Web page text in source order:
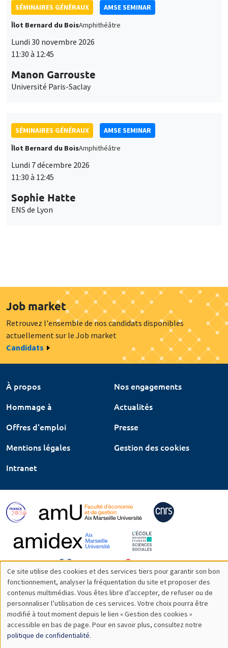
SÉMINAIRES GÉNÉRAUX
AMSE SEMINAR
Îlot Bernard du BoisAmphithéâtre
Lundi 30 novembre 2026
11:30 à 12:45
Manon Garrouste
Université Paris-Saclay
SÉMINAIRES GÉNÉRAUX
AMSE SEMINAR
Îlot Bernard du BoisAmphithéâtre
Lundi 7 décembre 2026
11:30 à 12:45
Sophie Hatte
ENS de Lyon
Job market
Retrouvez l'ensemble de nos candidats disponibles
actuellement sur le Job market
Candidats
À propos
Nos engagements
Hommage à
Actualités
Offres d'emploi
Presse
Mentions légales
Gestion des cookies
Intranet
Utilisation
des
données
personnelles
Ce site utilise des cookies et des services tiers pour garantir son bon
fonctionnement, analyser la fréquentation du site et proposer des
contenus multimédias. Vous êtes libre d’accepter, de refuser ou de
personnaliser l’utilisation de ces services. Votre choix pourra être
modifié à tout moment depuis le lien « Gestion des cookies »
accessible en bas de page. Pour en savoir plus, consultez notre
politique de confidentialité.